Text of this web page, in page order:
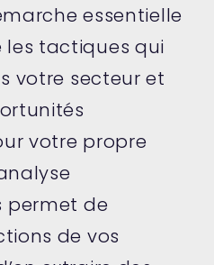
essentielle
tactiques qui
votre secteur et
votre propre
permet de
de vos